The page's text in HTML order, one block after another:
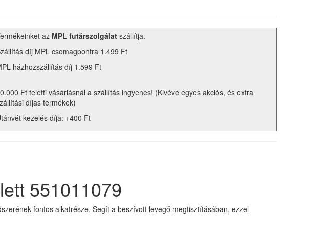
az MPL futárszolgálat szállítja.
díj MPL csomagpontra 1.499 Ft
házhozszállítás díj 1.599 Ft
Ft feletti vásárlásnál a szállítás ingyenes! (Kivéve egyes akciós, és extra
díjas termékek)
kezelés díja: +400 Ft
551011079
fontos alkatrésze. Segít a beszívott levegő megtisztításában, ezzel